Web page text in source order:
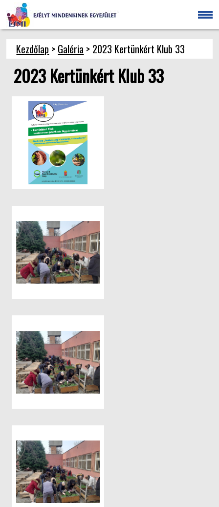
Kezdőlap > Galéria > 2023 Kertünkért Klub 33
2023 Kertünkért Klub 33